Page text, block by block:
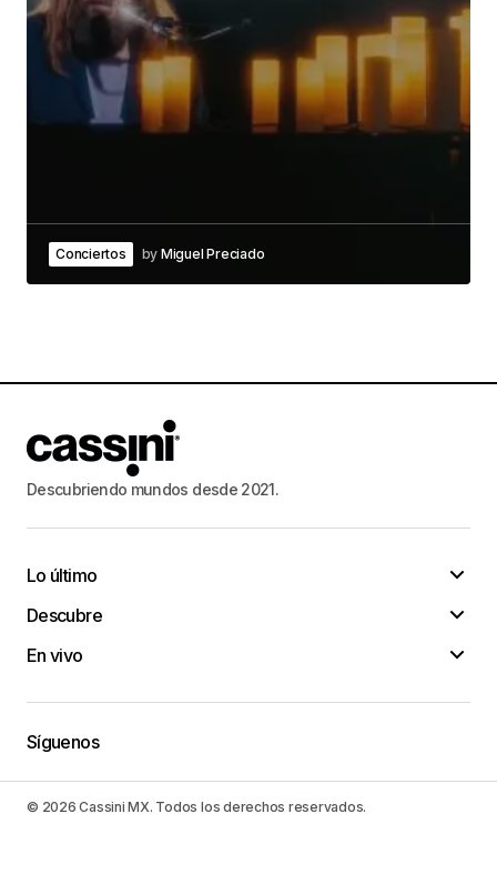
Conciertos by Miguel Preciado
Descubriendo mundos desde 2021.
Lo último
Descubre
En vivo
Síguenos
© 2026 Cassini MX. Todos los derechos reservados.